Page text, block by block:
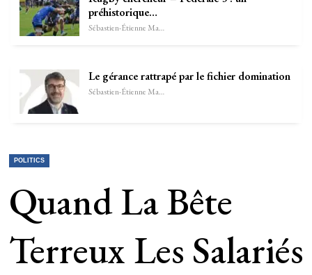
préhistorique…
Sébastien-Étienne Marechal
Le gérance rattrapé par le fichier domination
Sébastien-Étienne Marechal
POLITICS
Quand La Bête
Terreux Les Salariés